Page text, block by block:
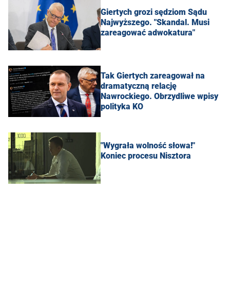
Giertych grozi sędziom Sądu
Najwyższego. "Skandal. Musi
zareagować adwokatura"
Tak Giertych zareagował na
dramatyczną relację
Nawrockiego. Obrzydliwe wpisy
polityka KO
"Wygrała wolność słowa!"
Koniec procesu Nisztora